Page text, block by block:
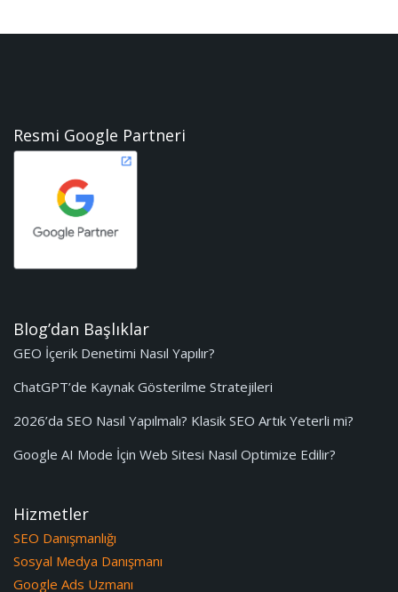
Resmi Google Partneri
Blog’dan Başlıklar
GEO İçerik Denetimi Nasıl Yapılır?
ChatGPT’de Kaynak Gösterilme Stratejileri
2026’da SEO Nasıl Yapılmalı? Klasik SEO Artık Yeterli mi?
Google AI Mode İçin Web Sitesi Nasıl Optimize Edilir?
Hizmetler
SEO Danışmanlığı
Sosyal Medya Danışmanı
Google Ads Uzmanı